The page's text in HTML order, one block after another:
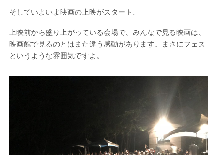
そしていよいよ映画の上映がスタート。
上映前から盛り上がっている会場で、みんなで見る映画は、
映画館で見るのとはまた違う感動があります。まさにフェス
というような雰囲気ですよ。